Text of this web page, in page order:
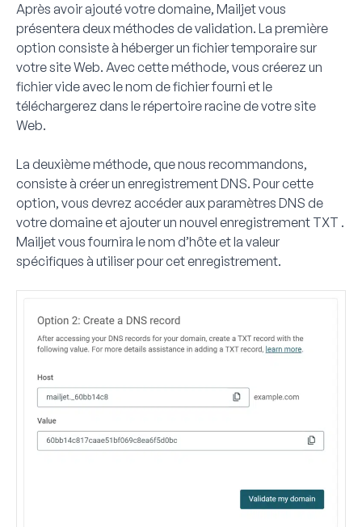
Après avoir ajouté votre domaine, Mailjet vous
présentera deux méthodes de validation. La première
option consiste à héberger un fichier temporaire sur
votre site Web. Avec cette méthode, vous créerez un
fichier vide avec le nom de fichier fourni et le
téléchargerez dans le répertoire racine de votre site
Web.
La deuxième méthode, que nous recommandons,
consiste à créer un enregistrement DNS. Pour cette
option, vous devrez accéder aux paramètres DNS de
votre domaine et ajouter un nouvel enregistrement TXT .
Mailjet vous fournira le nom d’hôte et la valeur
spécifiques à utiliser pour cet enregistrement.